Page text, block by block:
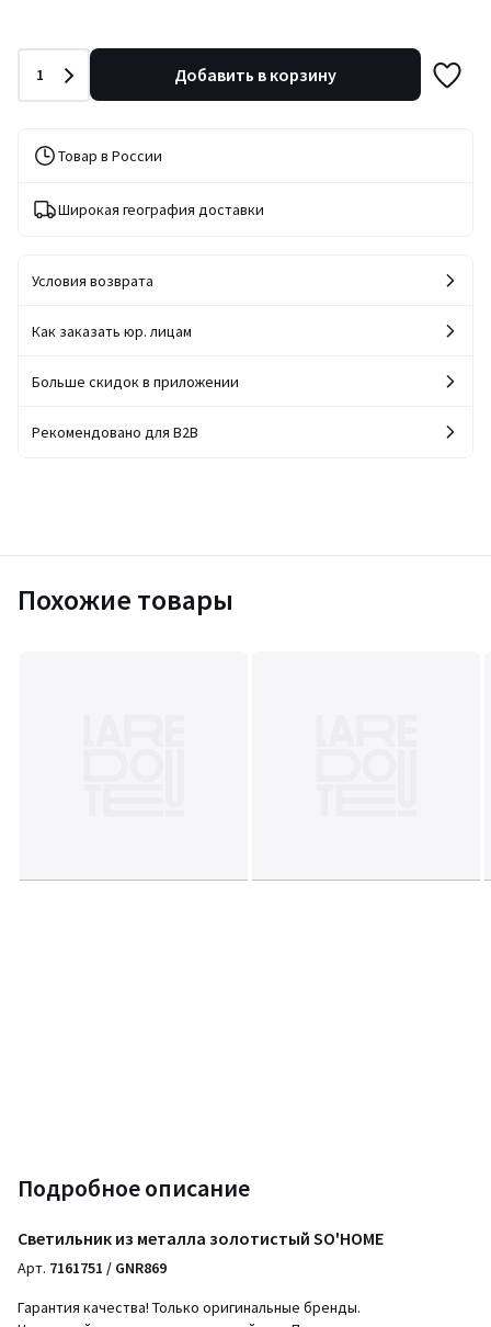
Количество
1 Добавить в корзину
Товар в России
Широкая география доставки
Условия возврата
Как заказать юр. лицам
Больше скидок в приложении
Рекомендовано для B2B
Похожие товары
Подробное описание
Светильник из металла золотистый SO'HOME
Арт. 7161751 / GNR869
Гарантия качества! Только оригинальные бренды.